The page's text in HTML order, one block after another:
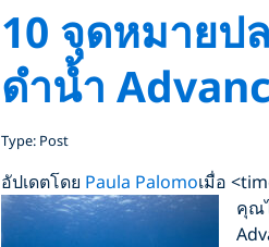
10 จุดหมายป
ดำน้ำ
Type: Post
อัปเดตโดย Paula Palomoเมื่อ
คุณ